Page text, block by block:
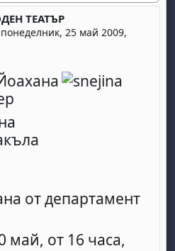
ТЕАТЪР
понеделник, 25 май 2009,
0
от департамент
май, от 16 часа,